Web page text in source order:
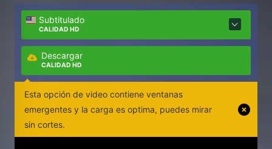
Subtitulado
CALIDAD HD
Descargar
CALIDAD HD
Esta opción de video contiene ventanas
emergentes y la carga es optima, puedes mirar
sin cortes.